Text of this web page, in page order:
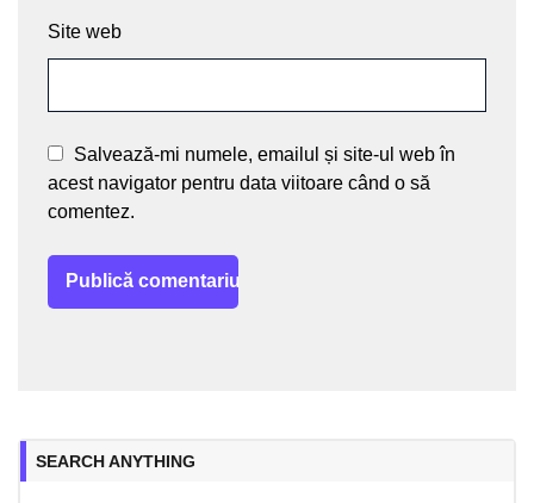
Site web
Salvează-mi numele, emailul și site-ul web în
acest navigator pentru data viitoare când o să
comentez.
SEARCH ANYTHING